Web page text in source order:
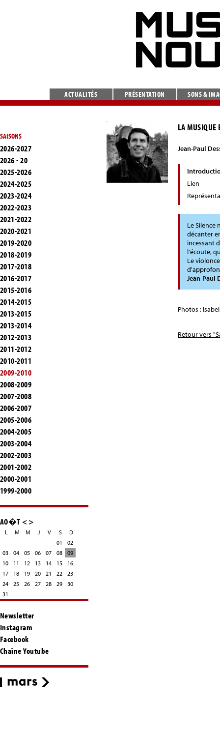
ACTUALITÉS PRÉSENTATION SONS &
SAISONS
2026-2027
2026 - 20
2025-2026
2024-2025
2023-2024
2022-2023
2021-2022
2020-2021
2019-2020
2018-2019
2017-2018
2016-2017
2015-2016
2014-2015
2013-2015
2013-2014
2012-2013
2011-2012
2010-2011
2009-2010
2008-2009
2007-2008
2006-2007
2005-2006
2004-2005
2003-2004
2002-2003
2001-2002
2000-2001
1999-2000
AO�T <>
L M M J V S
D
01
02
03
04 05 06 07 08
09
10
11 12 13 14 15
16
17
18 19 20 21 22
23
24
25 26 27 28 29
30
31
Newsletter
Instagram
Facebook
Chaîne Youtube
LA MUSIQUE
Jean-Paul
Lien
Le Silence
décanter
incessant
l'écoute,
Le
Jean-Paul
Photos :
Retour vers